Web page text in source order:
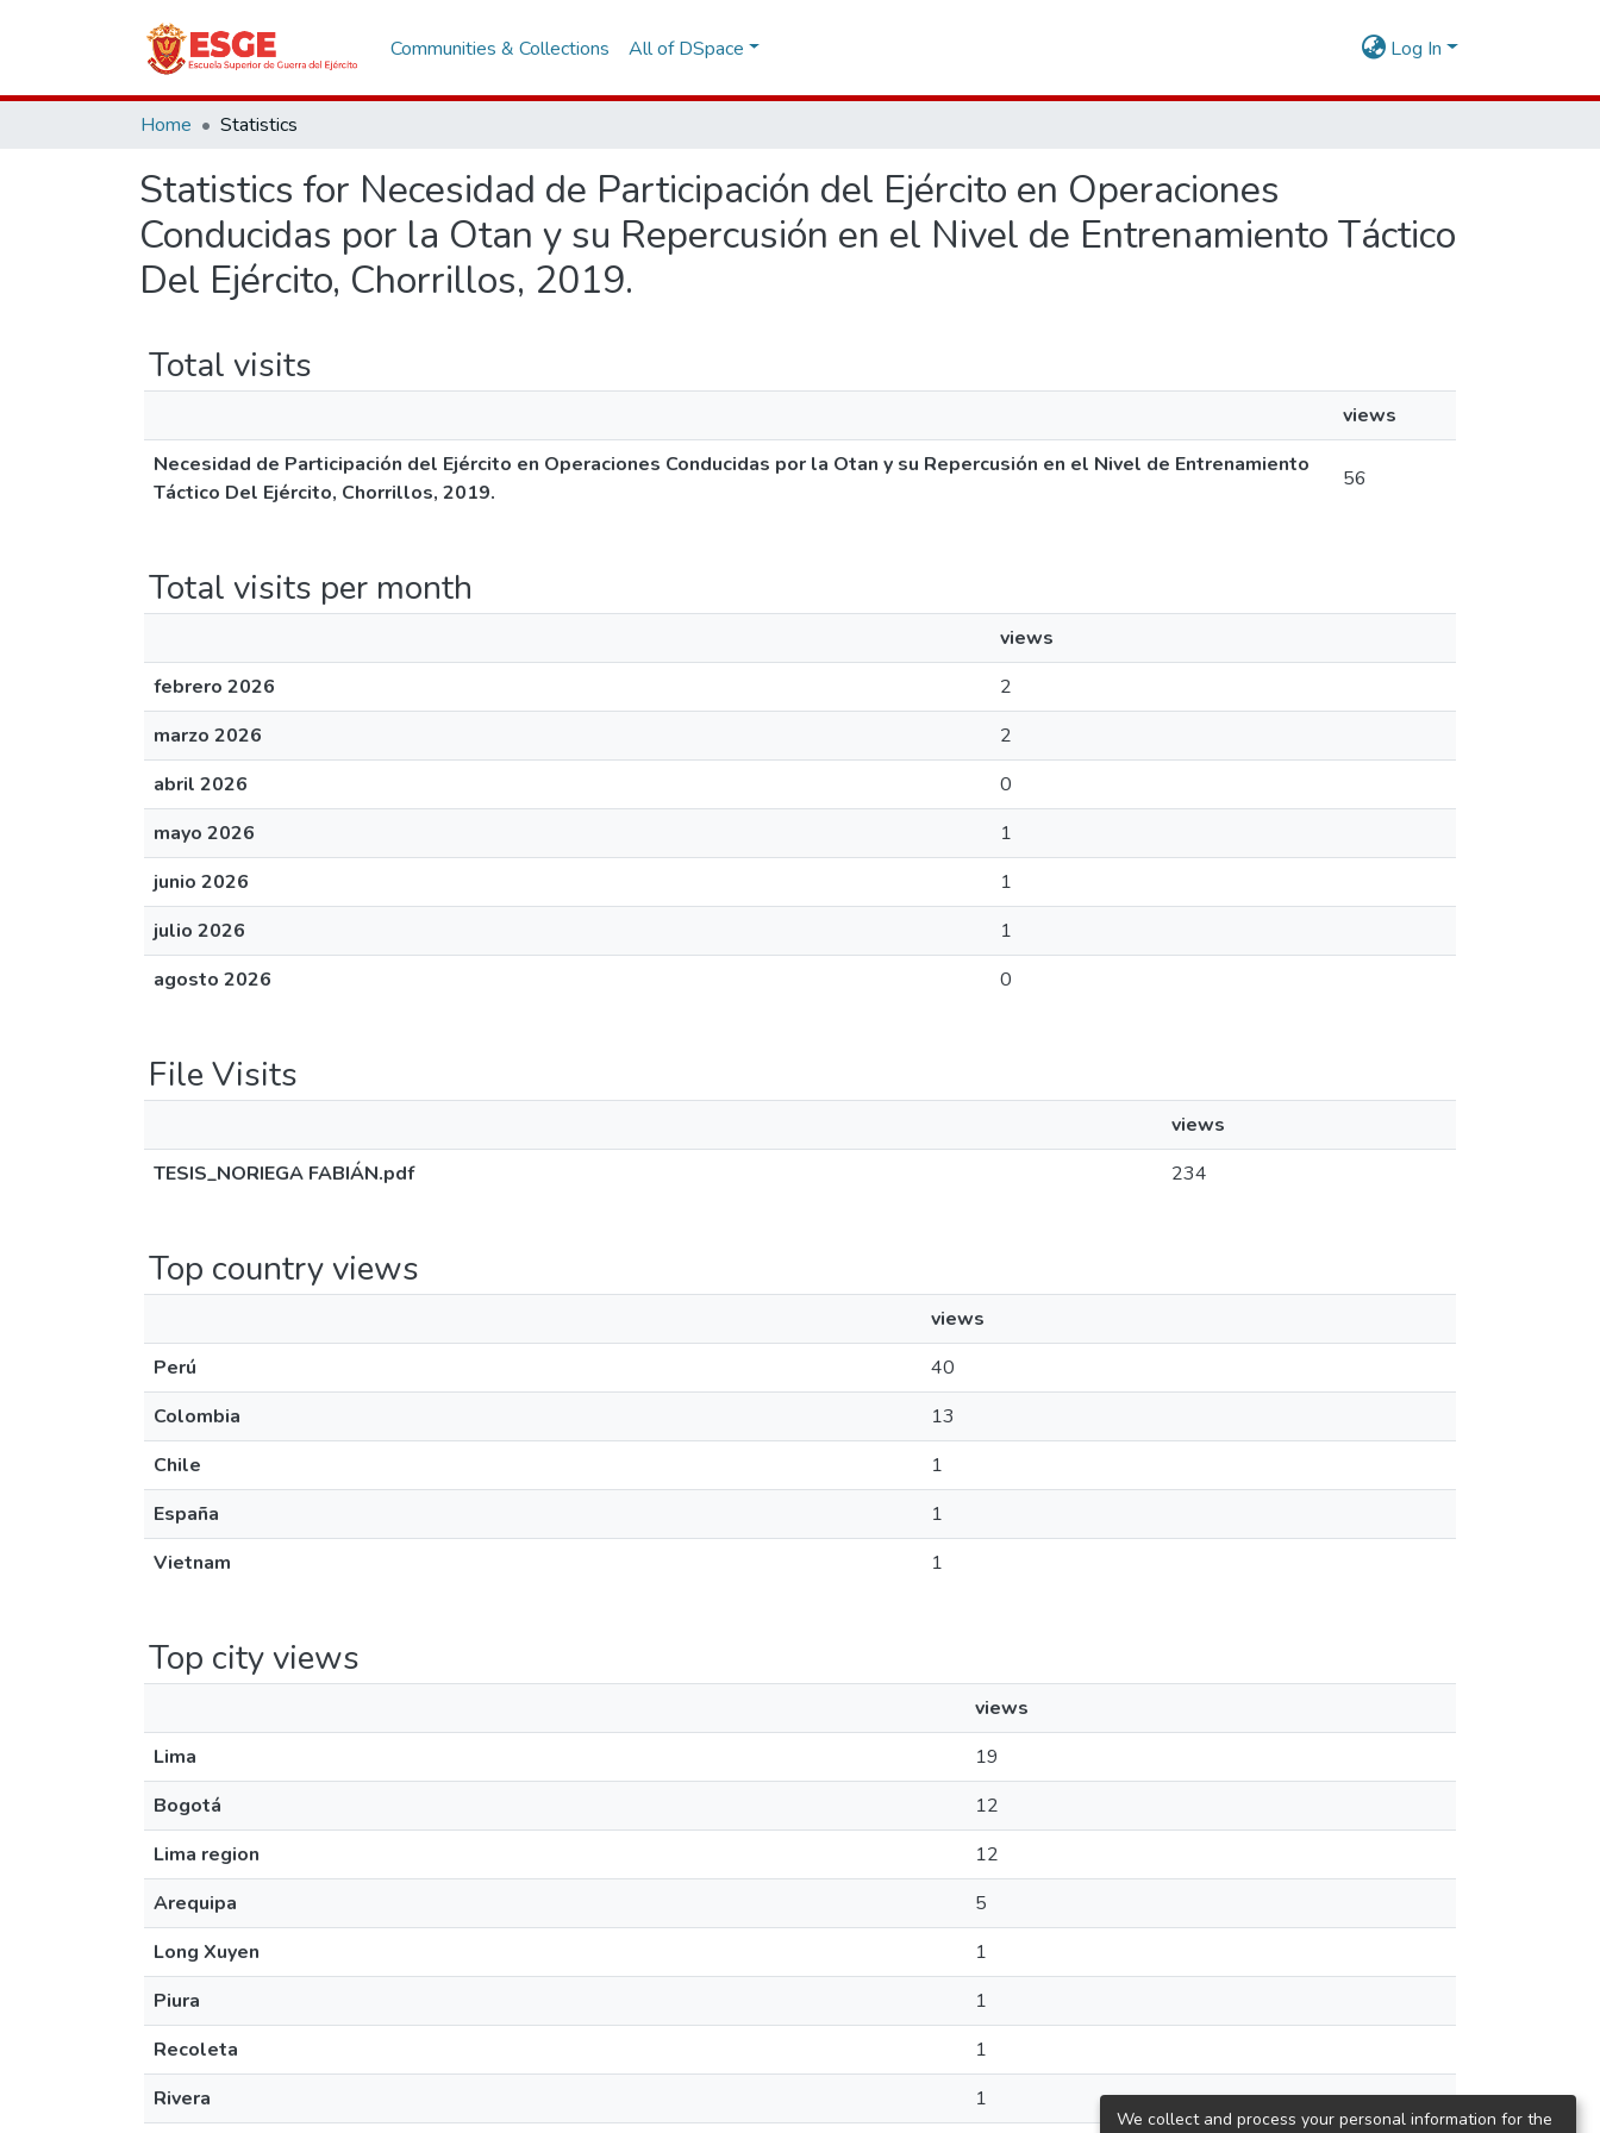
Communities & Collections All of DSpace Log In
Home Statistics
Statistics for Necesidad de Participación del Ejército en Operaciones
Conducidas por la Otan y su Repercusión en el Nivel de Entrenamiento Táctico
Del Ejército, Chorrillos, 2019.
Total visits
views
Necesidad de Participación del Ejército en Operaciones Conducidas por la Otan y su Repercusión en el Nivel de Entrenamiento
Táctico Del Ejército, Chorrillos, 2019.
56
Total visits per month
views
febrero 2026
2
marzo 2026
2
abril 2026
0
mayo 2026
1
junio 2026
1
julio 2026
1
agosto 2026
0
File Visits
views
TESIS_NORIEGA FABIÁN.pdf
234
Top country views
views
Perú
40
Colombia
13
Chile
1
España
1
Vietnam
1
Top city views
views
Lima
19
Bogotá
12
Lima region
12
Arequipa
5
Long Xuyen
1
Piura
1
Recoleta
1
Rivera
1
We collect and process your personal information for the